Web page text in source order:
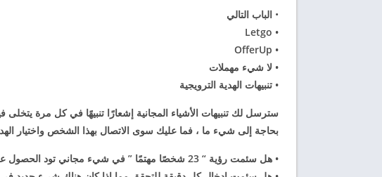
• الباب التالي
•
Letgo
•
OfferUp
• لا شيء مهملات
• تنبيهات الهدية الترويجية
سترسل لك تنبيهات الأشياء المجانية إشعارًا تنبيهًا في كل مرة
بحاجة إلى شيء ما ، فما عليك سوى الاتصال بهذا الشخص واختيار
• هل سئمت رؤية “